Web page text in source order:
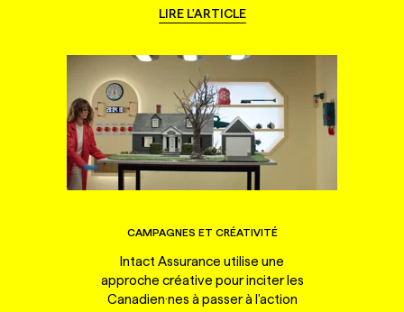
LIRE L'ARTICLE
CAMPAGNES ET CRÉATIVITÉ
Intact Assurance utilise une
approche créative pour inciter les
Canadien·nes à passer à l'action